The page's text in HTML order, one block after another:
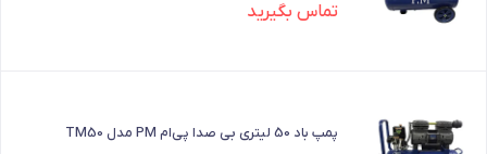
تماس بگیرید
پمپ باد 50 لیتری بی صدا پی‌ام PM مدل TM50